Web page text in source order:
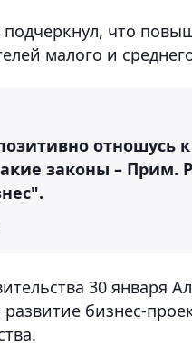
что
малого и
отношусь
законы – Прим.
30 января
бизнес-